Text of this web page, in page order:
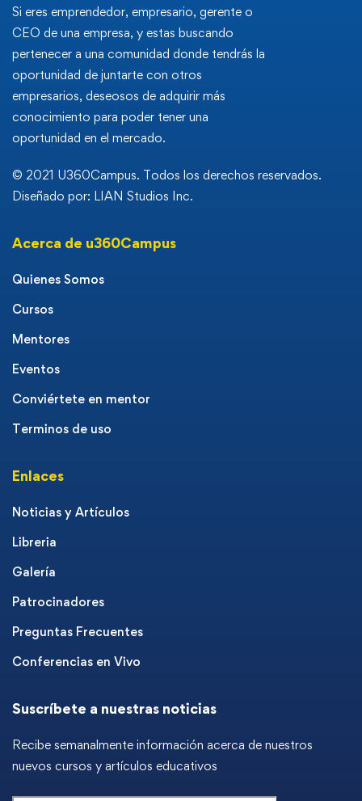
Si eres emprendedor, empresario, gerente o
CEO de una empresa, y estas buscando
pertenecer a una comunidad donde tendrás la
oportunidad de juntarte con otros
empresarios, deseosos de adquirir más
conocimiento para poder tener una
oportunidad en el mercado.
© 2021 U360Campus. Todos los derechos reservados.
Diseñado por: LIAN Studios Inc.
Acerca de u360Campus
Quienes Somos
Cursos
Mentores
Eventos
Conviértete en mentor
Terminos de uso
Enlaces
Noticias y Artículos
Libreria
Galería
Patrocinadores
Preguntas Frecuentes
Conferencias en Vivo
Suscríbete a nuestras noticias
Recibe semanalmente información acerca de nuestros
nuevos cursos y artículos educativos